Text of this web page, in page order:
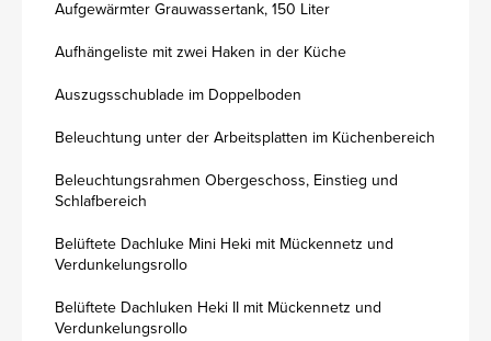
Aufgewärmter Grauwassertank, 150 Liter
Aufhängeliste mit zwei Haken in der Küche
Auszugsschublade im Doppelboden
Beleuchtung unter der Arbeitsplatten im Küchenbereich
Beleuchtungsrahmen Obergeschoss, Einstieg und
Schlafbereich
Belüftete Dachluke Mini Heki mit Mückennetz und
Verdunkelungsrollo
Belüftete Dachluken Heki II mit Mückennetz und
Verdunkelungsrollo